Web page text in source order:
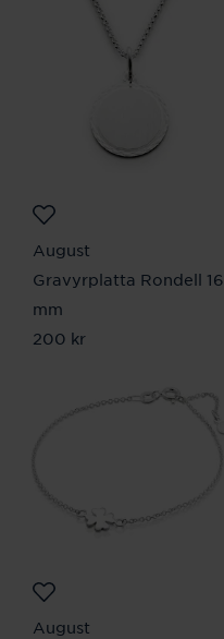
August
Gravyrplatta Rondell 16
mm
Pris: 200 kr
200 kr
August